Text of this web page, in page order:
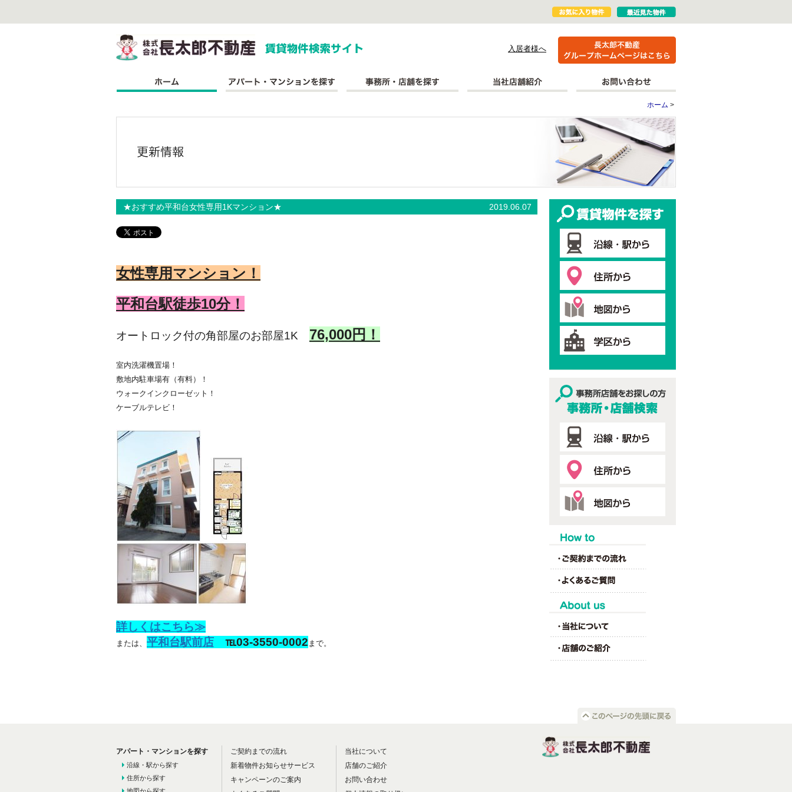
入居者様へ
ホーム >
★おすすめ平和台女性専用1Kマンション★ 2019.06.07
女性専用マンション！
平和台駅徒歩10分！
オートロック付の角部屋のお部屋1K 76,000円！
室内洗濯機置場！
敷地内駐車場有（有料）！
ウォークインクローゼット！
ケーブルテレビ！
詳しくはこちら≫
または、 平和台駅前店 ℡03-3550-0002 まで。
アパート・マンションを探す
沿線・駅から探す
住所から探す
ご契約までの流れ
新着物件お知らせサービス
キャンペーンのご案内
当社について
店舗のご紹介
お問い合わせ